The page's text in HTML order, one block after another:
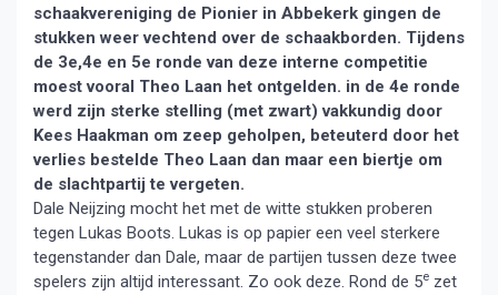
schaakvereniging de Pionier in Abbekerk gingen de
stukken weer vechtend over de schaakborden. Tijdens
de 3e,4e en 5e ronde van deze interne competitie
moest vooral Theo Laan het ontgelden. in de 4e ronde
werd zijn sterke stelling (met zwart) vakkundig door
Kees Haakman om zeep geholpen, beteuterd door het
verlies bestelde Theo Laan dan maar een biertje om
de slachtpartij te vergeten.
Dale Neijzing mocht het met de witte stukken proberen
tegen Lukas Boots. Lukas is op papier een veel sterkere
tegenstander dan Dale, maar de partijen tussen deze twee
spelers zijn altijd interessant. Zo ook deze. Rond de 5e zet